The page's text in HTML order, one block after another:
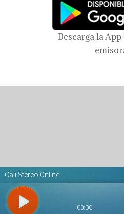
Descarga la